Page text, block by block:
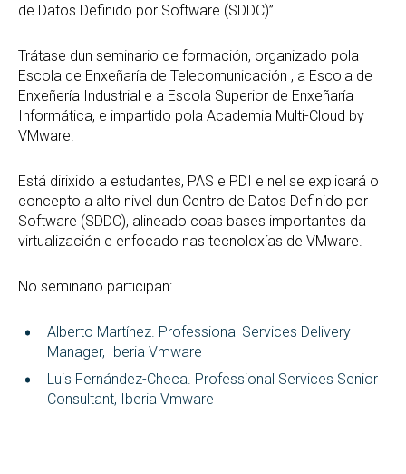
de Datos Definido por Software (SDDC)”.
Trátase dun seminario de formación, organizado pola
Escola de Enxeñaría de Telecomunicación , a Escola de
Enxeñería Industrial e a Escola Superior de Enxeñaría
Informática, e impartido pola Academia Multi-Cloud by
VMware.
Está dirixido a estudantes, PAS e PDI e nel se explicará o
concepto a alto nivel dun Centro de Datos Definido por
Software (SDDC), alineado coas bases importantes da
virtualización e enfocado nas tecnoloxías de VMware.
No seminario participan:
Alberto Martínez. Professional Services Delivery
Manager, Iberia Vmware
Luis Fernández-Checa. Professional Services Senior
Consultant, Iberia Vmware